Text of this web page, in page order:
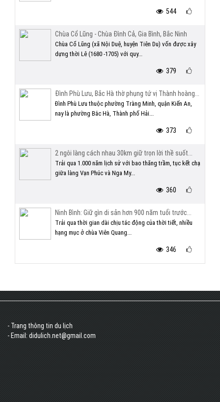
544
Chùa Cổ Lũng - Chùa Đình Cả, Gia Bình, Bắc Ninh
Chùa Cổ Lũng (xã Nội Duệ, huyện Tiên Du) vốn được xây
dựng thời Lê (1680 -1705) với quy...
379
Đình Phù Lưu, Bắc Hà thờ phụng tứ vị Thành hoàng...
Đình Phù Lưu thuộc phường Tràng Minh, quận Kiến An,
nay là phường Bắc Hà, Thành phố Hải...
373
2 ngôi làng cách nhau 30km giữ trọn lời thề suốt...
Trải qua 1.000 năm lịch sử với bao thăng trầm, tục kết chạ
giữa làng Vạn Phúc và Nga My...
360
Ninh Bình: Giữ gìn di sản hơn 900 năm tuổi trước...
Trải qua thời gian dài chịu tác động của thời tiết, nhiều
hạng mục ở chùa Viên Quang...
346
- Trang thông tin du lịch
- Email: didulich.net@gmail.com